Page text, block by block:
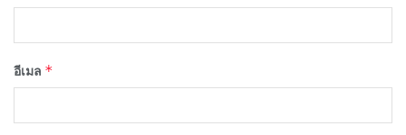
อีเมล *